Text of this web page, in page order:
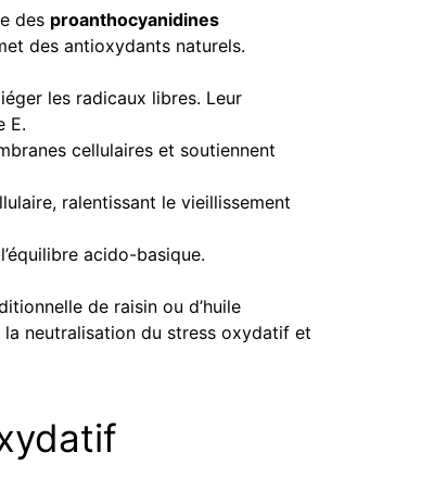
des proanthocyanidines
des antioxydants naturels.
les radicaux libres. Leur
E.
cellulaires et soutiennent
ralentissant le vieillissement
acido-basique.
de raisin ou d’huile
la neutralisation du stress oxydatif et